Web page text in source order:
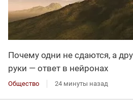
Почему одни не сдаются, а
руки — ответ в нейронах
Общество 24 минуты назад